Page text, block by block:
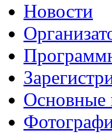
Новости
Основные